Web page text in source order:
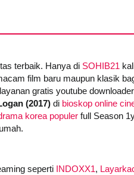
terbaik. Hanya di SOHIB21
film baru maupun klasik
gratis youtube
(2017) di bioskop online
korea populer full Season
seperti INDOXX1,